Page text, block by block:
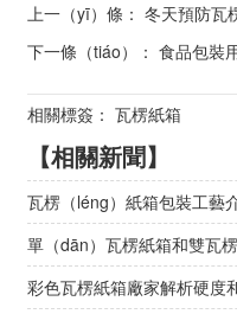
上一（yī）條： 冬天預防瓦
下一條（tiáo）： 食品包裝
相關標簽： 瓦楞紙箱
【相關新聞】
瓦楞（léng）紙箱包裝工藝
單（dān）瓦楞紙箱和雙瓦
彩色瓦楞紙箱廠家解析硬度